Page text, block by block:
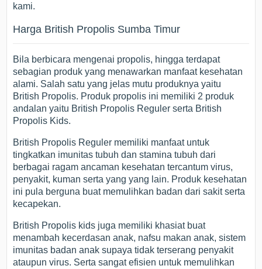
kami.
Harga British Propolis Sumba Timur
Bila berbicara mengenai propolis, hingga terdapat
sebagian produk yang menawarkan manfaat kesehatan
alami. Salah satu yang jelas mutu produknya yaitu
British Propolis. Produk propolis ini memiliki 2 produk
andalan yaitu British Propolis Reguler serta British
Propolis Kids.
British Propolis Reguler memiliki manfaat untuk
tingkatkan imunitas tubuh dan stamina tubuh dari
berbagai ragam ancaman kesehatan tercantum virus,
penyakit, kuman serta yang yang lain. Produk kesehatan
ini pula berguna buat memulihkan badan dari sakit serta
kecapekan.
British Propolis kids juga memiliki khasiat buat
menambah kecerdasan anak, nafsu makan anak, sistem
imunitas badan anak supaya tidak terserang penyakit
ataupun virus. Serta sangat efisien untuk memulihkan